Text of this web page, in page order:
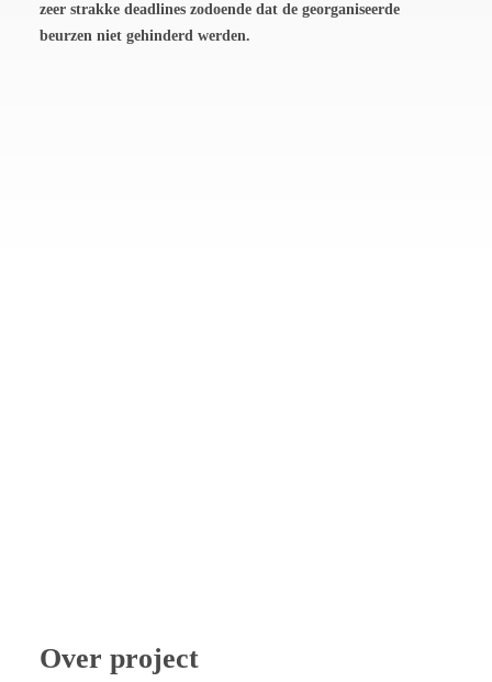
zeer strakke deadlines zodoende dat de georganiseerde
beurzen niet gehinderd werden.
Over project